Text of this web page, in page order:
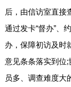
后，由信访室直接
通过发卡“督办”、
办，保障初访及时
意见条条落实到位;
员多、调查难度大